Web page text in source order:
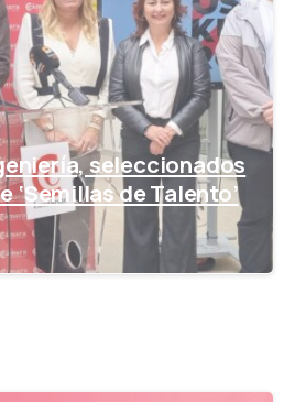
seleccionados
‘Semillas de Talento’